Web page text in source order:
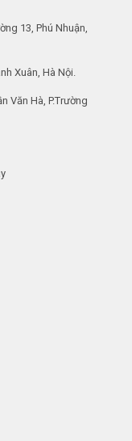
13, Phú Nhuận,
Xuân, Hà Nội.
Văn Hà, P.Trường